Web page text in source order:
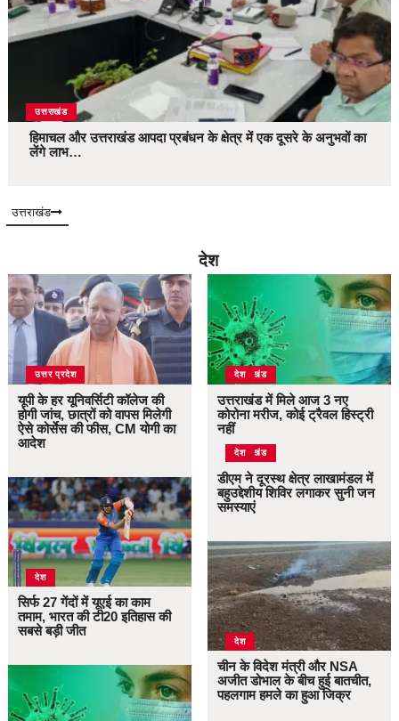
उत्तराखंड
हिमाचल और उत्तराखंड आपदा प्रबंधन के क्षेत्र में एक दूसरे के अनुभवों का
लेंगे लाभ…
उत्तराखंड
देश
उत्तर प्रदेश
यूपी के हर यूनिवर्सिटी कॉलेज की
होगी जांच, छात्रों को वापस मिलेगी
ऐसे कोर्सेस की फीस, CM योगी का
आदेश
देश
सिर्फ 27 गेंदों में यूएई का काम
तमाम, भारत की टी20 इतिहास की
सबसे बड़ी जीत
उत्तराखंड
देश
उत्तराखंड में मिले आज 3 नए
कोरोना मरीज, कोई ट्रैवल हिस्ट्री
नहीं
उत्तराखंड
देश
डीएम ने दूरस्थ क्षेत्र लाखामंडल में
बहुउद्देशीय शिविर लगाकर सुनी जन
समस्याएं
देश
चीन के विदेश मंत्री और NSA
अजीत डोभाल के बीच हुई बातचीत,
पहलगाम हमले का हुआ जिक्र